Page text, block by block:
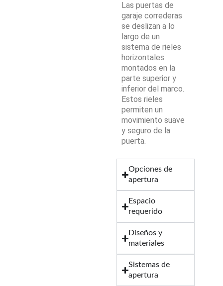
Las puertas de
garaje correderas
se deslizan a lo
largo de un
sistema de rieles
horizontales
montados en la
parte superior y
inferior del marco.
Estos rieles
permiten un
movimiento suave
y seguro de la
puerta.
Opciones de
apertura
Espacio
requerido
Diseños y
materiales
Sistemas de
apertura